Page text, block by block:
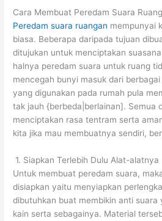
Cara Membuat Peredam Suara
Peredam suara ruangan mempunyai
biasa. Beberapa daripada tujuan
ditujukan untuk menciptakan
halnya peredam suara untuk ruang
mencegah bunyi masuk dari
yang digunakan pada rumah pula
tak jauh {berbeda|berlainan]. Semua
menciptakan rasa tentram serta
kita jika mau membuatnya sendiri,
1. Siapkan Terlebih Dulu Alat-alatnya
Untuk membuat peredam suara,
disiapkan yaitu menyiapkan
dibutuhkan buat membikin anti suara
kain serta sebagainya. Material